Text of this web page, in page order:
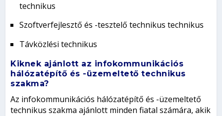
technikus
Szoftverfejlesztő és -tesztelő technikus technikus
Távközlési technikus
Kiknek ajánlott az infokommunikációs
hálózatépítő és -üzemeltető technikus
szakma?
Az infokommunikációs hálózatépítő és -üzemeltető
technikus szakma ajánlott minden fiatal számára, akik